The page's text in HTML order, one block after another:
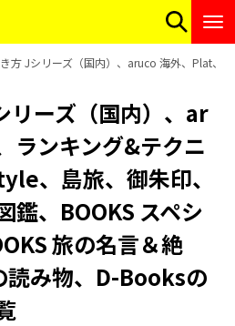
方 Jシリーズ（国内）、aruco 海外、Plat、
リーズ（国内）、ar
ランキング&テクニ
、島旅、御朱印、
鑑、BOOKS スペシ
旅の名言＆絶
読み物、D-Booksの